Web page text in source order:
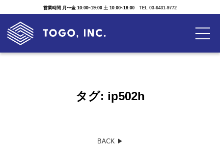
営業時間 月〜金 10:00~19:00 土 10:00~18:00 TEL 03-6431-9772
タグ: ip502h
BACK ▶︎